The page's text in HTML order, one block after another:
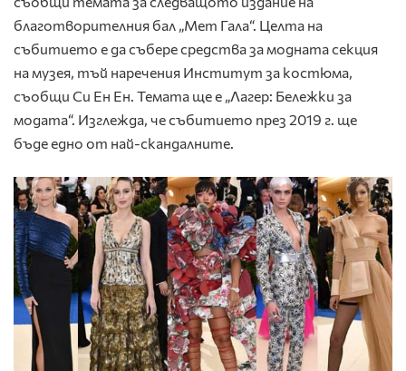
благотворителния бал „Мет Гала“. Целта на
събитието е да събере средства за модната секция
на музея, тъй наречения Институт за костюма,
съобщи Си Ен Ен. Темата ще е „Лагер: Бележки за
модата“. Изглежда, че събитието през 2019 г. ще
бъде едно от най-скандалните.